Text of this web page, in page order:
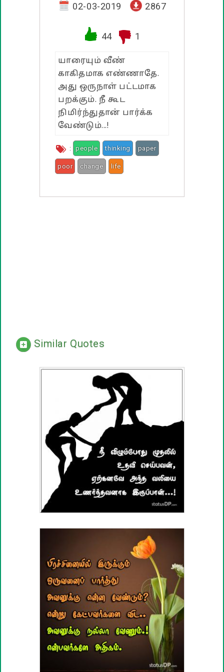
வாழ்த்து பொன்மொழிகள்
பண்டிகை வாழ்த்துக்கள்
02-03-2019 2867
44 1
யாரையும் வீண்
காகிதமாக எண்ணாதே.
அது ஒருநாள் பட்டமாக
பறக்கும். நீ கூட
நிமிர்ந்துதான் பார்க்க
வேண்டும்...!
: people thinking paper
poor change life
Similar Quotes